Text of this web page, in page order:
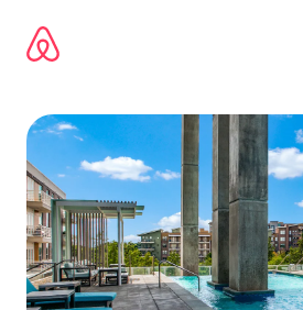
բովանդակությանը